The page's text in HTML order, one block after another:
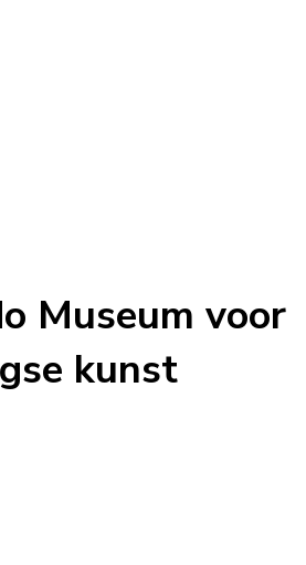
Museum voor
kunst